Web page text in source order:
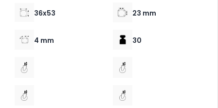
36x53 23 mm
4 mm 30